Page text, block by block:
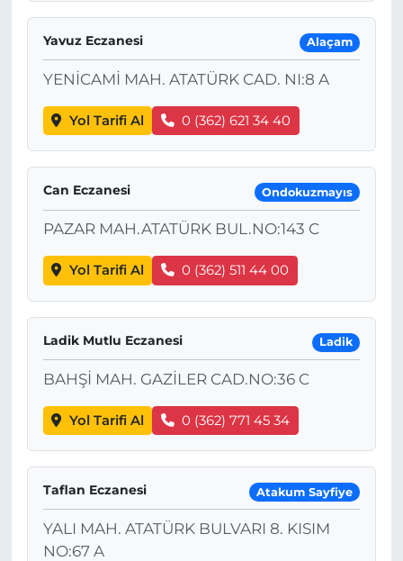
Yavuz Eczanesi Alaçam
YENİCAMİ MAH. ATATÜRK CAD. NI:8 A
Yol Tarifi Al 0 (362) 621 34 40
Can Eczanesi Ondokuzmayıs
PAZAR MAH.ATATÜRK BUL.NO:143 C
Yol Tarifi Al 0 (362) 511 44 00
Ladik Mutlu Eczanesi Ladik
BAHŞİ MAH. GAZİLER CAD.NO:36 C
Yol Tarifi Al 0 (362) 771 45 34
Taflan Eczanesi Atakum Sayfiye
YALI MAH. ATATÜRK BULVARI 8. KISIM
NO:67 A